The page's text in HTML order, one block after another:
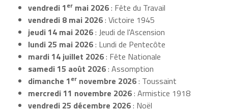
vendredi 1er mai 2026: Fête du Travail
vendredi 8 mai 2026: Victoire 1945
jeudi 14 mai 2026: Jeudi de l'Ascension
lundi 25 mai 2026: Lundi de Pentecôte
mardi 14 juillet 2026: Fête Nationale
samedi 15 août 2026: Assomption
dimanche 1er novembre 2026: Toussaint
mercredi 11 novembre 2026: Armistice 1918
vendredi 25 décembre 2026: Noël